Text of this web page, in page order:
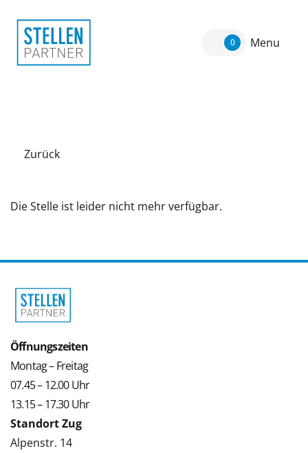
0 Menu
Zurück
Die Stelle ist leider nicht mehr verfügbar.
Öffnungszeiten
Montag – Freitag
07.45 – 12.00 Uhr
13.15 – 17.30 Uhr
Standort Zug
Alpenstr. 14